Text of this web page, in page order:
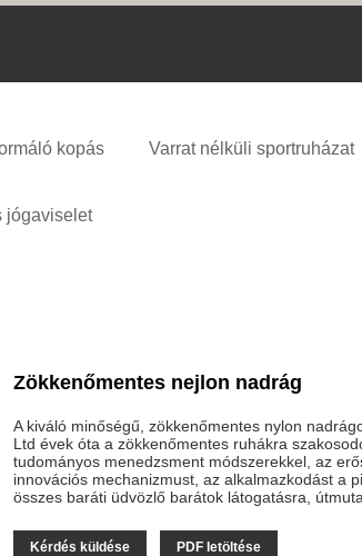
kopás Varrat nélküli sportruházat
jógaviselet
Zökkenőmentes nejlon nadrág
A kiváló minőségű, zökkenőmentes nylon
Ltd évek óta a zökkenőmentes ruhákra
tudományos menedzsment módszerekkel, az
innovációs mechanizmust, az alkalmazkodást a
összes baráti üdvözlő barátok látogatásra,
Kérdés küldése PDF letöltése